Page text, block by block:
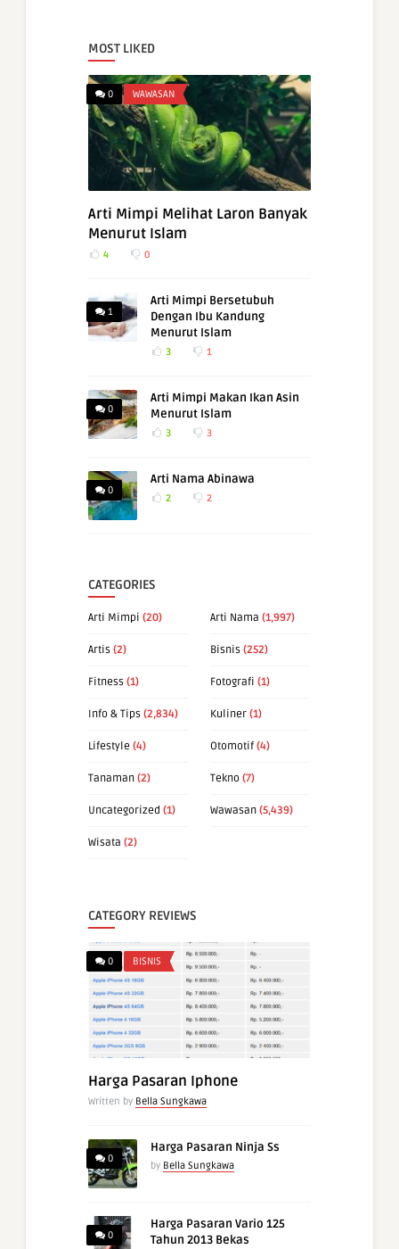
MOST LIKED
0 WAWASAN
Arti Mimpi Melihat Laron Banyak
Menurut Islam
4 0
1
Arti Mimpi Bersetubuh
Dengan Ibu Kandung
Menurut Islam
3 1
0
Arti Mimpi Makan Ikan Asin
Menurut Islam
3 3
0
Arti Nama Abinawa
2 2
CATEGORIES
Arti Mimpi (20) Arti Nama (1,997)
Artis (2) Bisnis (252)
Fitness (1) Fotografi (1)
Info & Tips (2,834) Kuliner (1)
Lifestyle (4) Otomotif (4)
Tanaman (2) Tekno (7)
Uncategorized (1) Wawasan (5,439)
Wisata (2)
CATEGORY REVIEWS
0 BISNIS
Harga Pasaran Iphone
Written by Bella Sungkawa
0
Harga Pasaran Ninja Ss
by Bella Sungkawa
0
Harga Pasaran Vario 125
Tahun 2013 Bekas